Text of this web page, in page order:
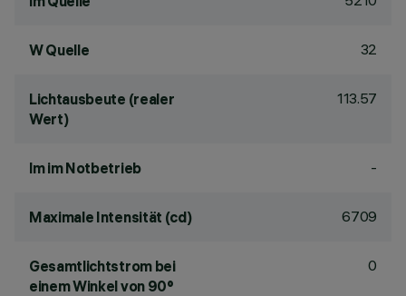
W Quelle 32
Lichtausbeute (realer
Wert)
113.57
lm im Notbetrieb -
Maximale Intensität (cd) 6709
Gesamtlichtstrom bei
einem Winkel von 90°
0